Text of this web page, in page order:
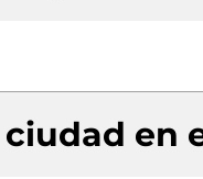
ciudad en